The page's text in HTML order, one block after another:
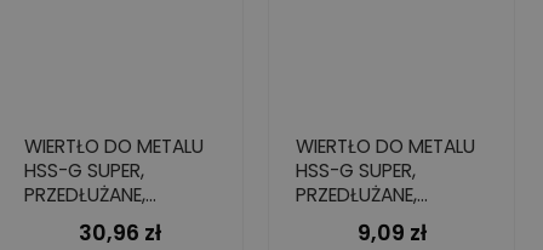
WIERTŁO DO METALU
HSS-G SUPER,
PRZEDŁUŻANE,
10,0X121/184
Cena
30,96 zł
WIERTŁO DO METALU
HSS-G SUPER,
PRZEDŁUŻANE,
4,2X78/119
Cena
9,09 zł